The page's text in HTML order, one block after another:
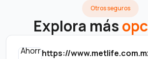
Otros seguros
Explora más
https://